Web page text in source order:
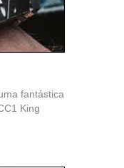
fantástica
King